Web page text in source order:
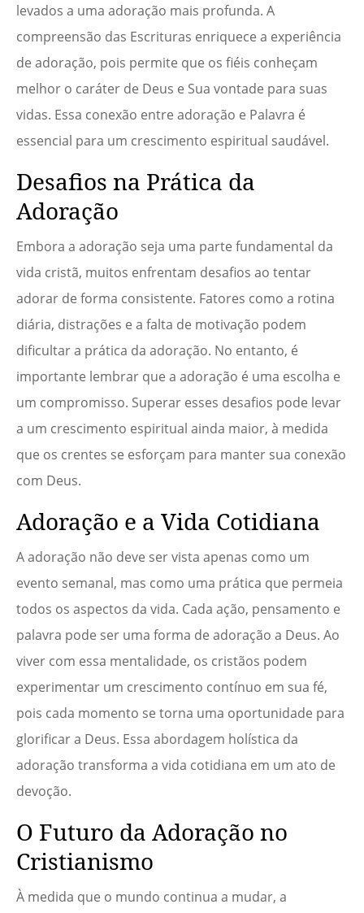
levados a uma adoração mais profunda. A
compreensão das Escrituras enriquece a experiência
de adoração, pois permite que os fiéis conheçam
melhor o caráter de Deus e Sua vontade para suas
vidas. Essa conexão entre adoração e Palavra é
essencial para um crescimento espiritual saudável.
Desafios na Prática da
Adoração
Embora a adoração seja uma parte fundamental da
vida cristã, muitos enfrentam desafios ao tentar
adorar de forma consistente. Fatores como a rotina
diária, distrações e a falta de motivação podem
dificultar a prática da adoração. No entanto, é
importante lembrar que a adoração é uma escolha e
um compromisso. Superar esses desafios pode levar
a um crescimento espiritual ainda maior, à medida
que os crentes se esforçam para manter sua conexão
com Deus.
Adoração e a Vida Cotidiana
A adoração não deve ser vista apenas como um
evento semanal, mas como uma prática que permeia
todos os aspectos da vida. Cada ação, pensamento e
palavra pode ser uma forma de adoração a Deus. Ao
viver com essa mentalidade, os cristãos podem
experimentar um crescimento contínuo em sua fé,
pois cada momento se torna uma oportunidade para
glorificar a Deus. Essa abordagem holística da
adoração transforma a vida cotidiana em um ato de
devoção.
O Futuro da Adoração no
Cristianismo
À medida que o mundo continua a mudar, a